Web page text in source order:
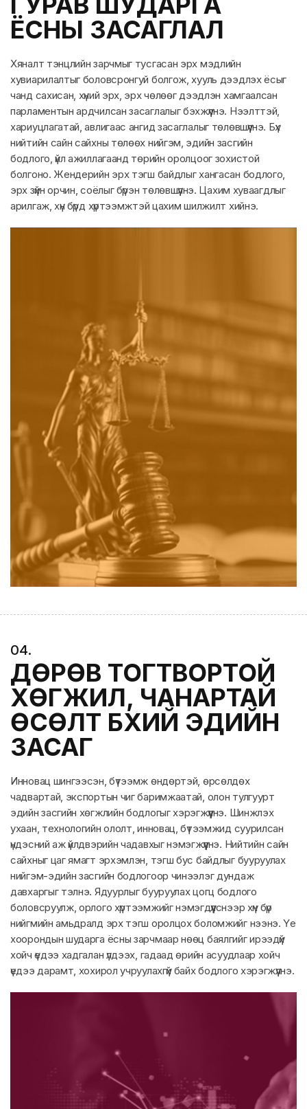
ЁСНЫ ЗАСАГЛАЛ
Хяналт тэнцлийн зарчмыг тусгасан эрх мэдлийн
хувиарилалтыг боловсронгуй болгож, хууль дээдлэх ёсыг
чанд сахисан, хүний эрх, эрх чөлөөг дээдлэн хамгаалсан
парламентын ардчилсан засаглалыг бэхжүүлнэ. Нээлттэй,
хариуцлагатай, авлигаас ангид засаглалыг төлөвшүүлнэ. Бүх
нийтийн сайн сайхны төлөөх нийгэм, эдийн засгийн
бодлого, үйл ажиллагаанд төрийн оролцоог зохистой
болгоно. Жендерийн эрх тэгш байдлыг хангасан бодлого,
эрх зүйн орчин, соёлыг бүрэн төлөвшүүлнэ. Цахим хуваагдлыг
арилгаж, хүн бүрд хүртээмжтэй цахим шилжилт хийнэ.
04.
ДӨРӨВ ТОГТВОРТОЙ
ХӨГЖИЛ, ЧАНАРТАЙ
ӨСӨЛТ БҮХИЙ ЭДИЙН
ЗАСАГ
Инновац шингээсэн, бүтээмж өндөртэй, өрсөлдөх
чадвартай, экспортын чиг баримжаатай, олон тулгуурт
эдийн засгийн хөгжлийн бодлогыг хэрэгжүүлнэ. Шинжлэх
ухаан, технологийн ололт, инновац, бүтээмжид суурилсан
үндэсний аж үйлдвэрийн чадавхыг нэмэгжүүлнэ. Нийтийн сайн
сайхныг цаг ямагт эрхэмлэн, тэгш бус байдлыг бууруулах
нийгэм-эдийн засгийн бодлогоор чинээлэг дундаж
давхаргыг тэлнэ. Ядуурлыг бууруулах цогц бодлого
боловсруулж, орлого хүртээмжийг нэмэгдүүлснээр хүн бүр
нийгмийн амьдралд эрх тэгш оролцох боломжийг нээнэ. Үе
хоорондын шударга ёсны зарчмаар нөөц баялгийг ирээдүй
хойч үедээ хадгалан үлдээх, гадаад өрийн асуудлаар хойч
үедээ дарамт, хохирол учруулахгүй байх бодлого хэрэгжүүлнэ.